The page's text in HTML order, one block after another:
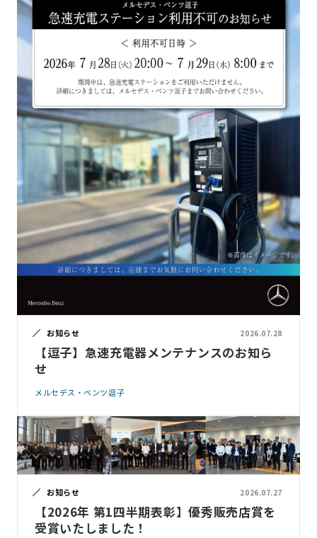
お知らせ 2026.07.28
【逗子】急速充電器メンテナンスのお知ら
せ
メルセデス・ベンツ逗子
お知らせ 2026.07.27
【2026年 第1四半期表彰】優秀販売店賞を
受賞いたしました！